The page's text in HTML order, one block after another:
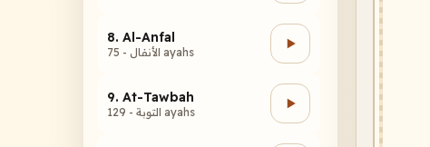
8. Al-Anfal
الأنفال - 75 ayahs
9. At-Tawbah
التوبة - 129 ayahs